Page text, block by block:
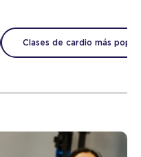
Clases de cardio más